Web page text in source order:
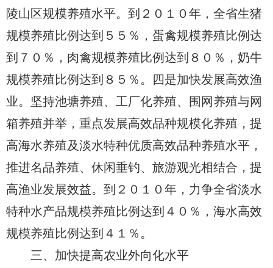
陵山区规模养殖水平。到２０１０年，全省生猪
规模养殖比例达到５５％，蛋禽规模养殖比例达
到７０％，肉禽规模养殖比例达到８０％，奶牛
规模养殖比例达到８５％。四是加快发展高效渔
业。坚持池塘养殖、工厂化养殖、围网养殖与网
箱养殖并举，重点发展高效品种规模化养殖，提
高海水养殖及淡水特种优质高效品种养殖水平，
推进名品养殖、休闲垂钓、旅游观光相结合，提
高渔业发展效益。到２０１０年，力争全省淡水
特种水产品规模养殖比例达到４０％，海水高效
规模养殖比例达到４１％。
三、加快提高农业外向化水平